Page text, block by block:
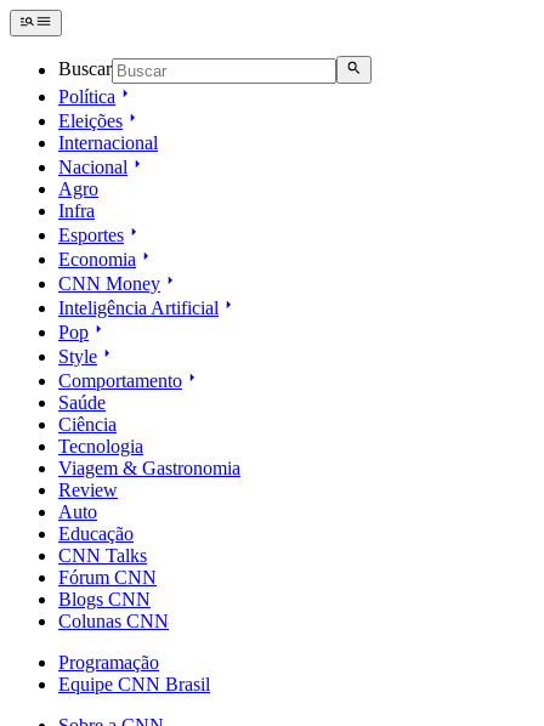
Buscar
Política
Eleições
Internacional
Nacional
Agro
Infra
Esportes
Economia
CNN Money
Inteligência Artificial
Pop
Style
Comportamento
Saúde
Ciência
Tecnologia
Viagem & Gastronomia
Review
Auto
Educação
CNN Talks
Fórum CNN
Blogs CNN
Colunas CNN
Programação
Equipe CNN Brasil